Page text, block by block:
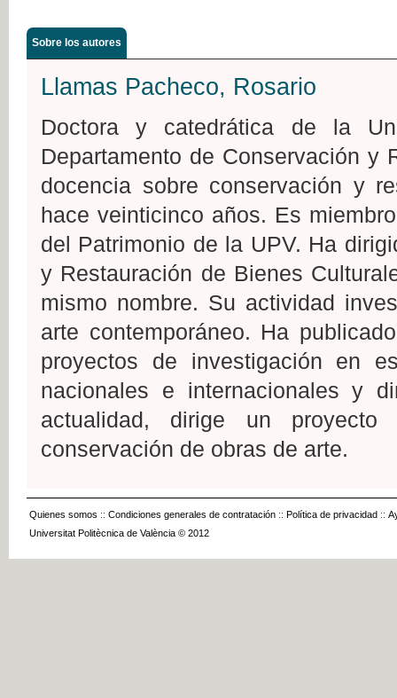
Sobre los autores
Llamas Pacheco, Rosario
Doctora y catedrática de la
Departamento de Conservación y
docencia sobre conservación y
hace veinticinco años. Es
del Patrimonio de la UPV. Ha
y Restauración de Bienes
mismo nombre. Su actividad
arte contemporáneo. Ha
proyectos de investigación en
nacionales e internacionales y
actualidad, dirige un
conservación de obras de arte.
Quienes somos :: Condiciones generales de contratación :: Política de privacidad ::
Universitat Politècnica de València © 2012